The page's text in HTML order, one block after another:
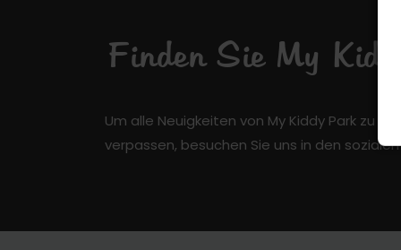
Finden Sie My
Um alle Neuigkeiten von My Kiddy Park zu
verpassen, besuchen Sie uns in den